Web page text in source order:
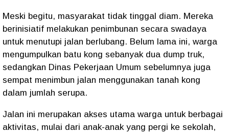
Meski begitu, masyarakat tidak tinggal diam. Mereka
berinisiatif melakukan penimbunan secara swadaya
untuk menutupi jalan berlubang. Belum lama ini, warga
mengumpulkan batu kong sebanyak dua dump truk,
sedangkan Dinas Pekerjaan Umum sebelumnya juga
sempat menimbun jalan menggunakan tanah kong
dalam jumlah serupa.
Jalan ini merupakan akses utama warga untuk berbagai
aktivitas, mulai dari anak-anak yang pergi ke sekolah,